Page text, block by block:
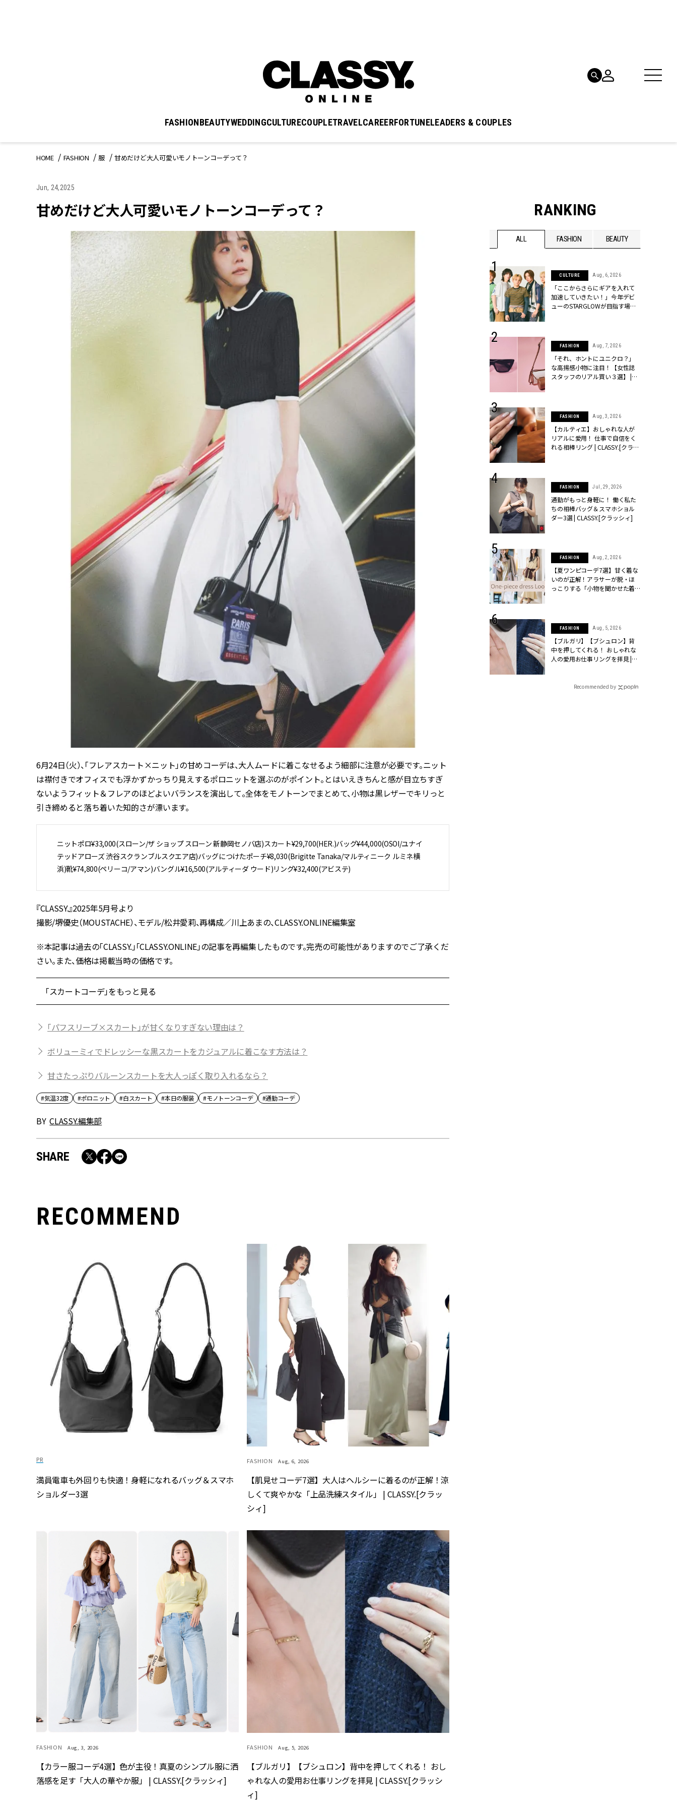
FASHIONBEAUTYWEDDINGCULTURECOUPLETRAVELCAREERFORTUNELEADERS & COUPLES
HOME FASHION 服 甘めだけど大人可愛いモノトーンコーデって？
Jun, 24,2025
甘めだけど大人可愛いモノトーンコーデって？
6月24日（火）、「フレアスカート×ニット」の甘めコーデは、大人ムードに着こなせるよう細部に注意が必要です。ニット
は襟付きでオフィスでも浮かずかっちり見えするポロニットを選ぶのがポイント。とはいえきちんと感が目立ちすぎ
ないようフィット＆フレアのほどよいバランスを演出して。全体をモノトーンでまとめて、小物は黒レザーでキリっと
引き締めると落ち着いた知的さが漂います。
ニットポロ¥33,000(スローン/ザ ショップ スローン 新静岡セノバ店)スカート¥29,700(HER.)バッグ¥44,000(OSOI/ユナイ
テッドアローズ 渋谷スクランブルスクエア店)バッグにつけたポーチ¥8,030(Brigitte Tanaka/マルティニーク ルミネ横
浜)靴¥74,800(ペリーコ/アマン)バングル¥16,500(アルティーダ ウード)リング¥32,400(アビステ)
『CLASSY.』2025年5月号より
撮影/堺優史（MOUSTACHE）、モデル/松井愛莉、再構成／川上あまの、CLASSY.ONLINE編集室
※本記事は過去の「CLASSY.」「CLASSY.ONLINE」の記事を再編集したものです。完売の可能性がありますのでご了承くだ
さい。また、価格は掲載当時の価格です。
「スカートコーデ」をもっと見る
「パフスリーブ×スカート」が甘くなりすぎない理由は？
ボリューミィでドレッシーな黒スカートをカジュアルに着こなす方法は？
甘さたっぷりバルーンスカートを大人っぽく取り入れるなら？
#気温32度 #ポロニット #白スカート #本日の服装 #モノトーンコーデ #通勤コーデ
BY CLASSY.編集部
SHARE
RECOMMEND
満員電車も外回りも快適！身軽になれるバッグ＆スマホ
ショルダー3選
FASHION Aug, 6, 2026
【肌見せコーデ7選】大人はヘルシーに着るのが正解！涼
しくて爽やかな「上品洗練スタイル」 | CLASSY.[クラッ
シィ]
FASHION Aug, 3, 2026
【カラー服コーデ4選】色が主役！真夏のシンプル服に洒
落感を足す「大人の華やか服」 | CLASSY.[クラッシィ]
FASHION Aug, 5, 2026
【ブルガリ】【ブシュロン】背中を押してくれる！ おし
ゃれな人の愛用お仕事リングを拝見 | CLASSY.[クラッシ
ィ]
RANKING
ALL FASHION BEAUTY
BEAUTY
【UV下地】酷暑に頼れる！
2,000円台〜3,000円台の名品3選
｜30代美容ライターが正直レビ
ュー | CLASSY.[クラッシィ]
Aug, 6, 2026
【ヘアアクセ6選】手抜きに見え
ない！アラサーのまとめ髪が垢
抜ける「即戦力アクセ」たち |
CLASSY.[クラッシィ]
ボ」を。新【SOFINA BASIC＋】
のお手入れでうるおってなめら
かな肌を目指す | CLASSY.[クラッ
冷房・紫外線etc...「夏の隠れ乾
燥」を防ぐ【ベタつかない名品
クリーム】3選＜30代のベストコ
スメ＞ | CLASSY.[クラッシィ]
BEAUTY
【落ちない名品リップ10選】塗
り直しできない・皮むけしやす
いetc.悩みをクリア | CLASSY.[ク
ラッシィ]
Aug, 5, 2026
夏の深刻なくすみ・色ムラにア
プローチ！【透明感を底上げ】
神コスメ３選 | CLASSY.[クラッシ
ばれで失敗しないコーデ＆マナ
ーを解説 | CLASSY.[クラッシィ]
WEDDING
【一生ものジュエリー】1つでも
存在感が際立つ！ポメラートの
「トゥギャザー」シリーズに注
目 | CLASSY.[クラッシィ]
ング４選】ラブ、トリニティetc.
を『マリッジ』に選ぶ人増えて
式ゲスト服の鉄板“シンプル黒ワ
ンピ”は『スカーフ』で盛るのが
WEDDING
“キャトル”で人気急上昇【ブシ
ュロン】の『ブライダルリン
CULTURE Aug, 6, 2026
「ここからさらにギアを入れて
加速していきたい！」今年デビ
ューのSTARGLOWが目指す場所
FASHION Aug, 7, 2026
「それ、ホントにユニクロ？」
な高揚感小物に注目！【女性誌
スタッフのリアル買い３選】 |
FASHION Aug, 3, 2026
【カルティエ】おしゃれな人が
リアルに愛用！ 仕事で自信をく
れる相棒リング | CLASSY.[クラッ
FASHION Jul, 29, 2026
通勤がもっと身軽に！ 働く私た
ちの相棒バッグ＆スマホショル
ダー3選 | CLASSY.[クラッシィ]
FASHION Aug, 2, 2026
【夏ワンピコーデ7選】甘く着な
いのが正解！アラサーが脱・ほ
っこりする「小物を聞かせた着
FASHION Aug, 5, 2026
【ブルガリ】【ブシュロン】背
中を押してくれる！ おしゃれな
人の愛用お仕事リングを拝見 |
Recommended by